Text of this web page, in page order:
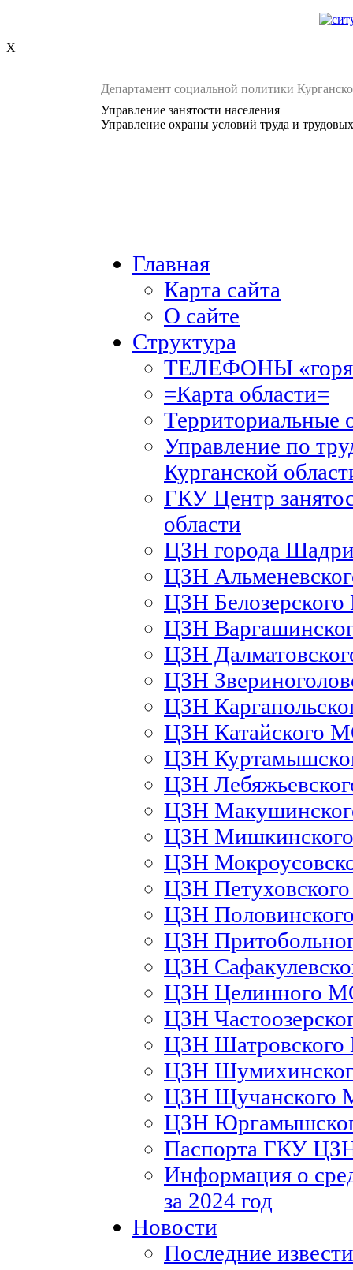
X
Департамент социальной политики
Управление занятости населения
Управление охраны условий труда и
Главная
Карта сайта
О сайте
Структура
ТЕЛЕФОНЫ
=Карта области=
Территориальные
Управление по
Курганской
ГКУ Центр
области
ЦЗН города
ЦЗН
ЦЗН
ЦЗН
ЦЗН
ЦЗН
ЦЗН
ЦЗН Катайского
ЦЗН
ЦЗН
ЦЗН
ЦЗН
ЦЗН
ЦЗН
ЦЗН
ЦЗН
ЦЗН
ЦЗН Целинного
ЦЗН
ЦЗН
ЦЗН
ЦЗН Щучанского
ЦЗН
Паспорта ГКУ
Информация о
за 2024 год
Новости
Последние